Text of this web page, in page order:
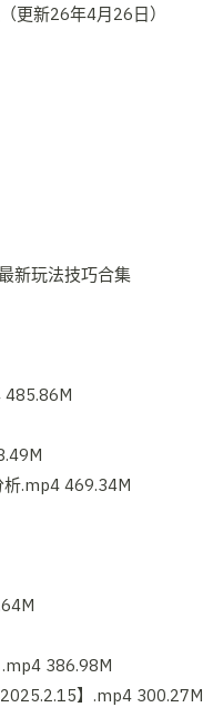
新玩法技巧合集
485.86M
.mp4 469.34M
386.98M
】.mp4 300.27M